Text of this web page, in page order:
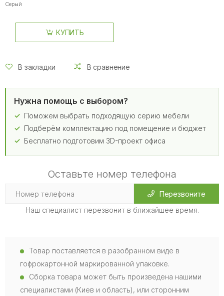
Серый
КУПИТЬ
В закладки В сравнение
Нужна помощь с выбором?
Поможем выбрать подходящую серию мебели
Подберём комплектацию под помещение и бюджет
Бесплатно подготовим 3D-проект офиса
Оставьте номер телефона
Перезвоните
Наш специалист перезвонит в ближайшее время.
Товар поставляется в разобранном виде в
гофрокартонной маркированной упаковке.
Сборка товара может быть произведена нашими
специалистами (Киев и область), или сторонним